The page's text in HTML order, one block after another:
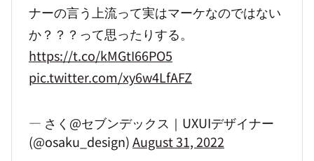
ナーの言う上流って実はマーケなのではない
か？？？って思ったりする。
https://t.co/kMGtI66PO5
pic.twitter.com/xy6w4LfAFZ
— さく@セブンデックス｜UXUIデザイナー
(@osaku_design)August 31, 2022